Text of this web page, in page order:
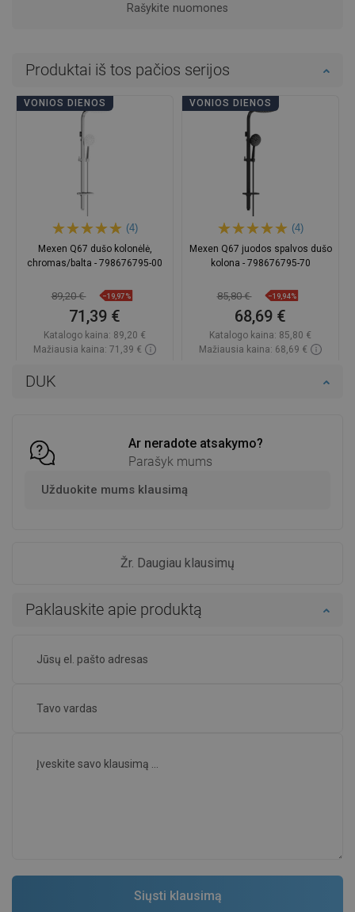
DUK
Ar neradote atsakymo?
Parašyk mums
Užduokite mums klausimą
Žr. Daugiau klausimų
Rašykite nuomones
Paklauskite apie produktą
Produktai iš tos pačios serijos
VONIOS DIENOS
(4)
Mexen Q67 dušo kolonėlė,
chromas/balta - 798676795-00
89,20 € −19,97%
71,39 €
Katalogo kaina: 89,20 €
Mažiausia kaina: 71,39 €
VONIOS DIENOS
(4)
Mexen Q67 juodos spalvos dušo
kolona - 798676795-70
85,80 € −19,94%
68,69 €
Katalogo kaina: 85,80 €
Mažiausia kaina: 68,69 €